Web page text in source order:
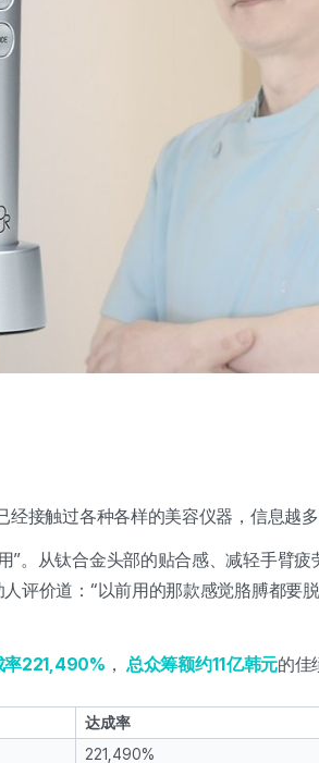
接触过各种各样的美容仪器，信息越
。从钛合金头部的贴合感、减轻手臂
评价道：“以前用的那款感觉胳膊都要
率221,490% ，总众筹额约11亿韩元的佳
达成率
221,490%